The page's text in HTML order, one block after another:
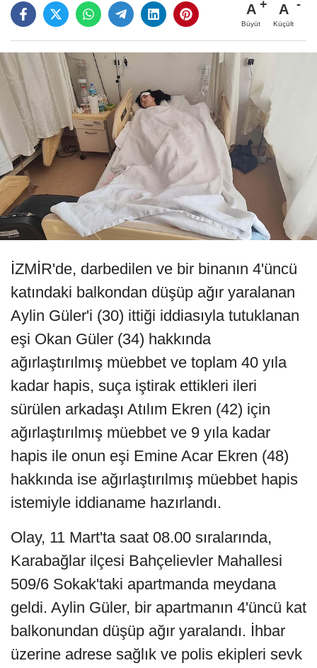
A
Büyüt
A
Küçült
İZMİR'de, darbedilen ve bir binanın 4'üncü
katındaki balkondan düşüp ağır yaralanan
Aylin Güler'i (30) ittiği iddiasıyla tutuklanan
eşi Okan Güler (34) hakkında
ağırlaştırılmış müebbet ve toplam 40 yıla
kadar hapis, suça iştirak ettikleri ileri
sürülen arkadaşı Atılım Ekren (42) için
ağırlaştırılmış müebbet ve 9 yıla kadar
hapis ile onun eşi Emine Acar Ekren (48)
hakkında ise ağırlaştırılmış müebbet hapis
istemiyle iddianame hazırlandı.
Olay, 11 Mart'ta saat 08.00 sıralarında,
Karabağlar ilçesi Bahçelievler Mahallesi
509/6 Sokak'taki apartmanda meydana
geldi. Aylin Güler, bir apartmanın 4'üncü kat
balkonundan düşüp ağır yaralandı. İhbar
üzerine adrese sağlık ve polis ekipleri sevk